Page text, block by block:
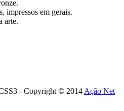
impressos em gerais.
arte.
- Copyright © 2014 Ação Net